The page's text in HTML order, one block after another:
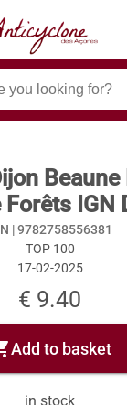
Forêts IGN
|9782758556381
TOP 100
17-02-2025
€ 9.40
Add to basket
in stock